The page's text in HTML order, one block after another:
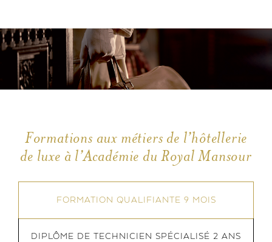
Formations aux métiers de l’hôtellerie
de luxe à l’Académie du Royal Mansour
FORMATION QUALIFIANTE 9 MOIS
DIPLÔME DE TECHNICIEN SPÉCIALISÉ 2 ANS